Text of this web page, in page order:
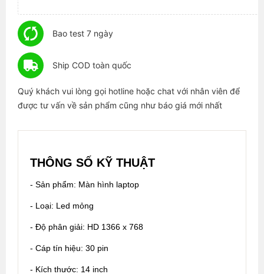
Bao test 7 ngày
Ship COD toàn quốc
Quý khách vui lòng gọi hotline hoặc chat với nhân viên để
được tư vấn về sản phẩm cũng như báo giá mới nhất
THÔNG SỐ KỸ THUẬT
- Sản phẩm: Màn hình laptop
- Loại: Led mỏng
- Độ phân giải: HD 1366 x 768
- Cáp tín hiệu: 30 pin
- Kích thước: 14 inch